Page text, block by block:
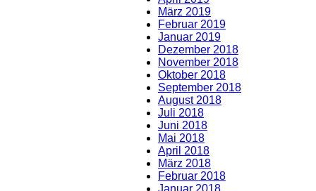
März 2019
Februar 2019
Januar 2019
Dezember 2018
November 2018
Oktober 2018
September 2018
August 2018
Juli 2018
Juni 2018
Mai 2018
April 2018
März 2018
Februar 2018